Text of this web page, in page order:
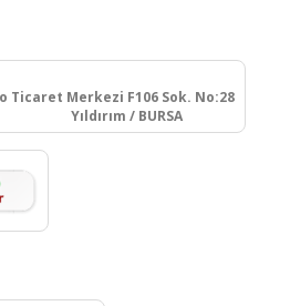
Merkezi F106 Sok. No:28
/ BURSA